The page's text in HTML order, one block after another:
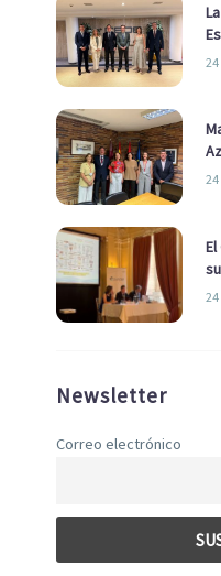
la
Newsletter
Correo electrónico